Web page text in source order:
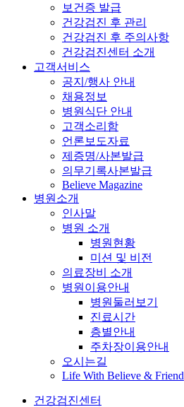
보건증 발급
건강검진 후 관리
건강검진 후 주의사항
건강검진센터 소개
고객서비스
공지/행사 안내
채용정보
병원식단 안내
고객소리함
언론보도자료
제증명/사본발급
의무기록사본발급
Believe Magazine
병원소개
인사말
병원 소개
병원현황
미션 및 비전
의료장비 소개
병원이용안내
병원둘러보기
진료시간
층별안내
주차장이용안내
오시는길
Life With Believe & Friend
건강검진센터